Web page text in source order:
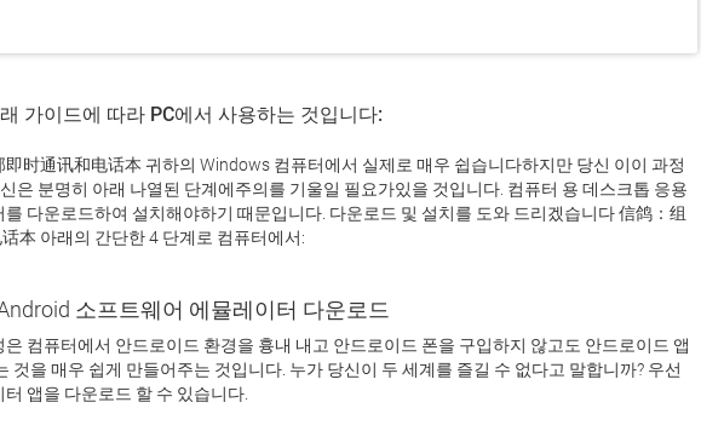
가이드에 따라 PC에서 사용하는 것입니다:
时通讯和电话本 귀하의 Windows 컴퓨터에서 실제로 매우 쉽습니다하지만 당신 이이 과정
은 분명히 아래 나열된 단계에주의를 기울일 필요가있을 것입니다. 컴퓨터 용 데스크톱 응용
다운로드하여 설치해야하기 때문입니다. 다운로드 및 설치를 도와 드리겠습니다 信鸽：组
本 아래의 간단한 4 단계로 컴퓨터에서:
소프트웨어 에뮬레이터 다운로드
컴퓨터에서 안드로이드 환경을 흉내 내고 안드로이드 폰을 구입하지 않고도 안드로이드 앱
것을 매우 쉽게 만들어주는 것입니다. 누가 당신이 두 세계를 즐길 수 없다고 말합니까? 우선